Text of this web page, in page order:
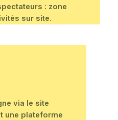
: zone
sur site.
via le site
une plateforme